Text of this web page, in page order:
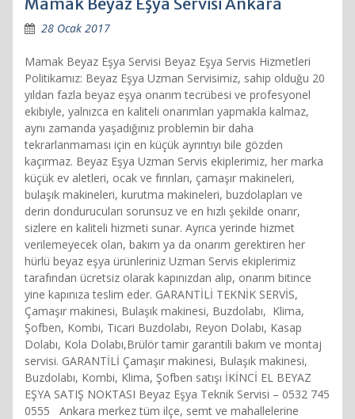
28 Ocak 2017
Mamak Beyaz Eşya Servisi Beyaz Eşya Servis Hizmetleri
Politikamız: Beyaz Eşya Uzman Servisimiz, sahip olduğu 20
yıldan fazla beyaz eşya onarım tecrübesi ve profesyonel
ekibiyle, yalnızca en kaliteli onarımları yapmakla kalmaz,
aynı zamanda yaşadığınız problemin bir daha
tekrarlanmaması için en küçük ayrıntıyı bile gözden
kaçırmaz. Beyaz Eşya Uzman Servis ekiplerimiz, her marka
küçük ev aletleri, ocak ve fırınları, çamaşır makineleri,
bulaşık makineleri, kurutma makineleri, buzdolapları ve
derin dondurucuları sorunsuz ve en hızlı şekilde onarır,
sizlere en kaliteli hizmeti sunar. Ayrıca yerinde hizmet
verilemeyecek olan, bakım ya da onarım gerektiren her
hürlü beyaz eşya ürünleriniz Uzman Servis ekiplerimiz
tarafından ücretsiz olarak kapınızdan alıp, onarım bitince
yine kapınıza teslim eder. GARANTİLİ TEKNİK SERVİS,
Çamaşır makinesi, Bulaşık makinesi, Buzdolabı, Klima,
Şofben, Kombi, Ticari Buzdolabı, Reyon Dolabı, Kasap
Dolabı, Kola Dolabı,Brülör tamir garantili bakım ve montaj
servisi. GARANTİLİ Çamaşır makinesi, Bulaşık makinesi,
Buzdolabı, Kombi, Klima, Şofben satışı İKİNCİ EL BEYAZ
EŞYA SATIŞ NOKTASI Beyaz Eşya Teknik Servisi – 0532 745
0555 Ankara merkez tüm ilçe, semt ve mahallelerine